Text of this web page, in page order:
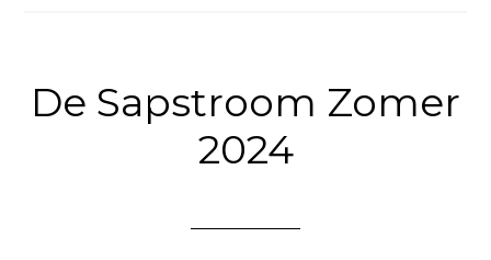
De Sapstroom Zomer
2024